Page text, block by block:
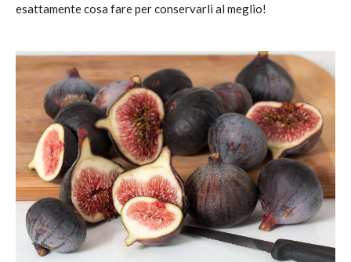
esattamente cosa fare per conservarli al meglio!